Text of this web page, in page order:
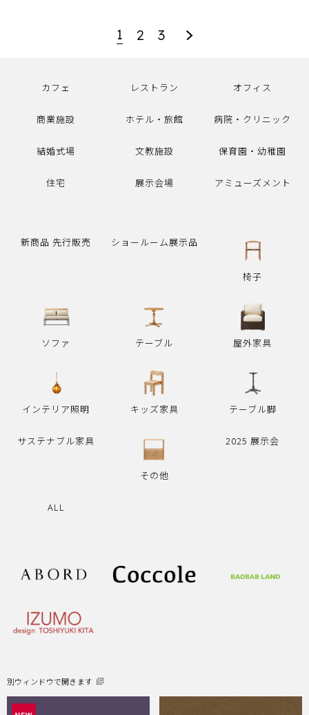
1 2 3
カフェ レストラン オフィス
商業施設 ホテル・旅館 病院・クリニック
結婚式場 文教施設 保育園・幼稚園
住宅 展示会場 アミューズメント
新商品 先行販売 ショールーム展示品
椅子
ソファ テーブル 屋外家具
インテリア照明 キッズ家具 テーブル脚
サステナブル家具
その他
2025 展示会
ALL
別ウィンドウで開きます